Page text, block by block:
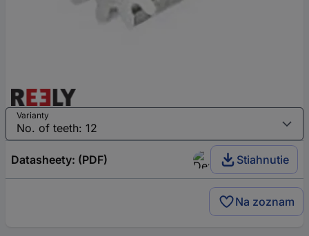
Varianty
Datasheety: (PDF) Stiahnutie
Na zoznam